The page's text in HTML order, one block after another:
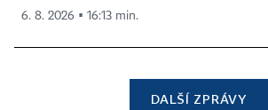
6. 8. 2026 ▪ 16:13 min.
DALŠÍ ZPRÁVY